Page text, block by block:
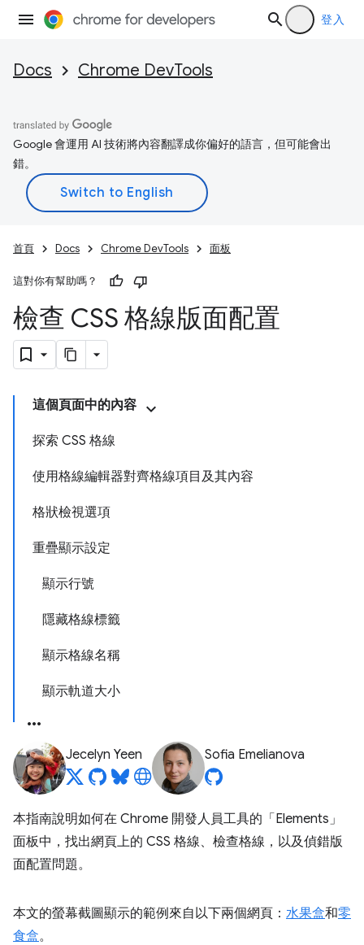
登入
Docs Chrome DevTools
Google 會運用 AI 技術將內容翻譯成你偏好的語言，但可能會出
錯。
首頁 Docs Chrome DevTools 面板
這對你有幫助嗎？
檢查 CSS 格線版面配置
這個頁面中的內容
探索 CSS 格線
使用格線編輯器對齊格線項目及其內容
格狀檢視選項
重疊顯示設定
顯示行號
隱藏格線標籤
顯示格線名稱
顯示軌道大小
Jecelyn Yeen Sofia Emelianova
本指南說明如何在 Chrome 開發人員工具的「Elements」
面板中，找出網頁上的 CSS 格線、檢查格線，以及偵錯版
面配置問題。
本文的螢幕截圖顯示的範例來自以下兩個網頁： 水果盒和零
食盒。